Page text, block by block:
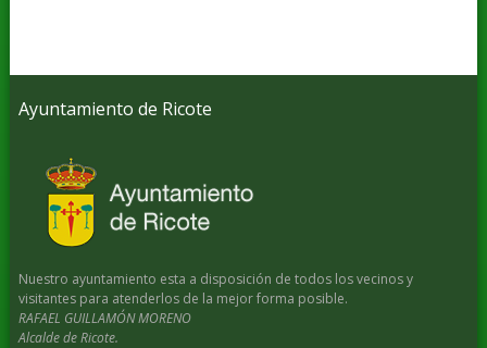
Ayuntamiento de Ricote
Nuestro ayuntamiento esta a disposición de todos los vecinos y
visitantes para atenderlos de la mejor forma posible.
RAFAEL GUILLAMÓN MORENO
Alcalde de Ricote.